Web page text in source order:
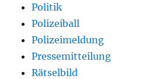
Politik
Polizeiball
Polizeimeldung
Pressemitteilung
Rätselbild